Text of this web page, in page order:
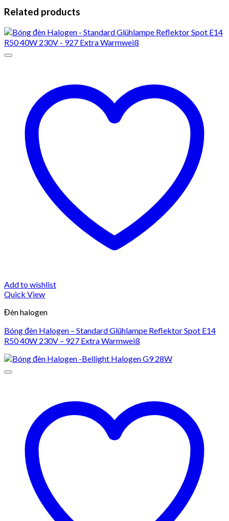
Related products
Add to wishlist
Quick View
Đèn halogen
Bóng đèn Halogen – Standard Glühlampe Reflektor Spot E14
R50 40W 230V – 927 Extra Warmweiß